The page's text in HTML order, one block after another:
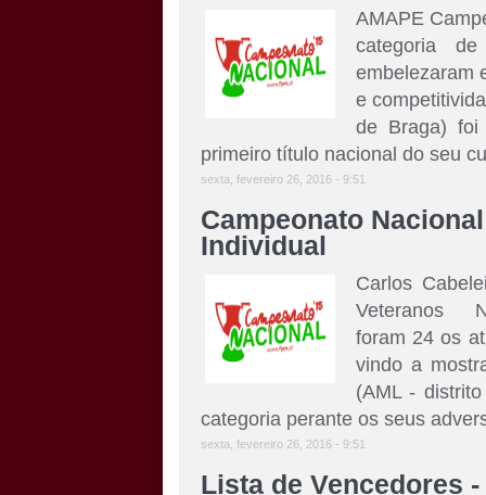
AMAPE
categoria
embelezaram
e
de Braga)
primeiro título nacional do seu
sexta, fevereiro 26, 2016 - 9:51
Campeonato
Individual
Carlos
Veteranos
foram 24 os
vindo a
(AML -
categoria perante os seus
sexta, fevereiro 26, 2016 - 9:51
Lista de Vencedores